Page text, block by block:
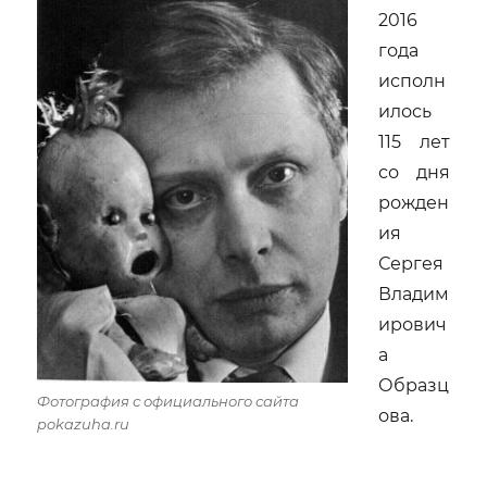
Фотография с официального сайта
pokazuha.ru
2016
года
исполн
илось
115 лет
со дня
рожден
ия
Сергея
Владим
ирович
а
Образц
ова.